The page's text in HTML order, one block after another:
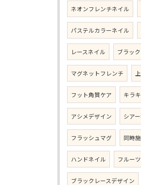
ネオンフレンチネイル
パステルカラーネイル
レースネイル ブラッ
マグネットフレンチ
フット角質ケア キラ
アシメデザイン シア
フラッシュマグ 同時
ハンドネイル フルー
ブラックレースデザイン